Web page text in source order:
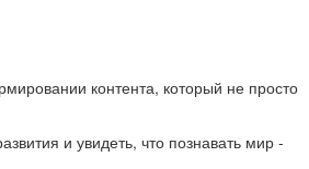
контента, который не просто
и увидеть, что познавать мир -